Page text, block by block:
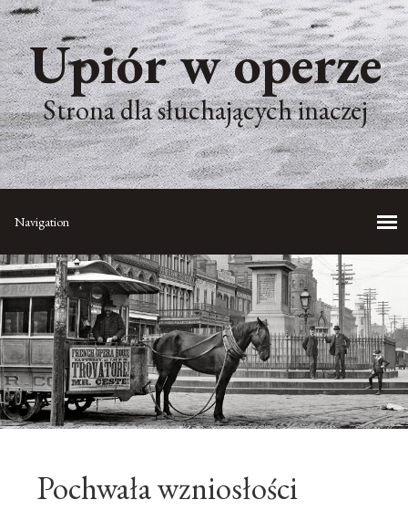
Upiór w operze
Strona dla słuchających inaczej
Pochwała wzniosłości